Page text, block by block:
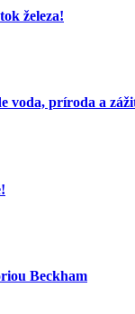
železa!
voda, príroda a
Beckham